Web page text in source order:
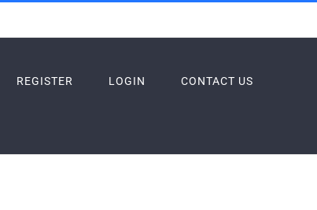
REGISTER LOGIN CONTACT US